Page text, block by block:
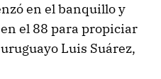
en el banquillo y
el 88 para propiciar
Luis Suárez,